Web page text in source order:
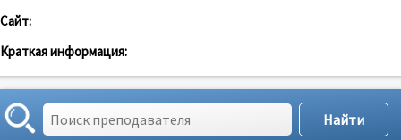
Сайт:
Краткая информация: